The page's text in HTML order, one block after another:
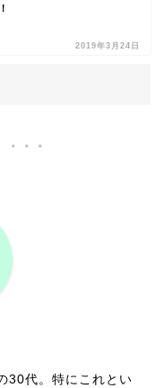
2019年3月24日
30代。特にこれとい